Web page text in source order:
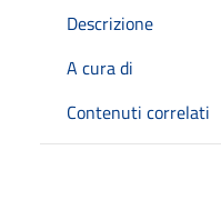
Descrizione
A cura di
Contenuti correlati